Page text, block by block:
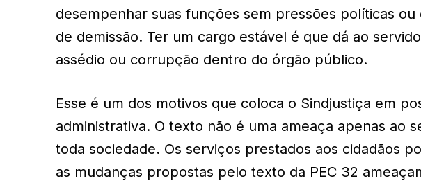
desempenhar suas funções sem pressões políticas
de demissão. Ter um cargo estável é que dá ao
assédio ou corrupção dentro do órgão público.
Esse é um dos motivos que coloca o Sindjustiça em
administrativa. O texto não é uma ameaça apenas ao
toda sociedade. Os serviços prestados aos cidadãos
as mudanças propostas pelo texto da PEC 32